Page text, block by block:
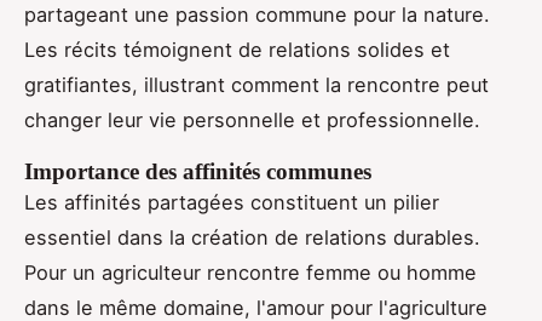
partageant une passion commune pour la nature.
Les récits témoignent de relations solides et
gratifiantes, illustrant comment la rencontre peut
changer leur vie personnelle et professionnelle.
Importance des affinités communes
Les affinités partagées constituent un pilier
essentiel dans la création de relations durables.
Pour un agriculteur rencontre femme ou homme
dans le même domaine, l'amour pour l'agriculture